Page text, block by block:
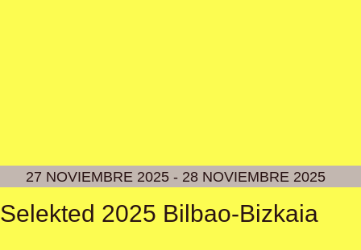
27 NOVIEMBRE 2025 - 28 NOVIEMBRE 2025
Selekted 2025 Bilbao-Bizkaia